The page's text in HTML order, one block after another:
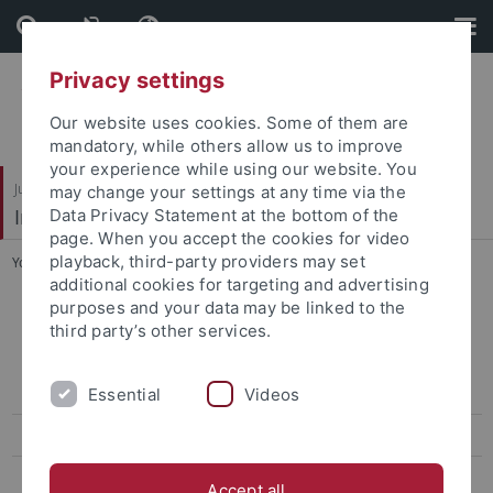
Skip
to
content
Skip
to
footer
Juristische Fakultät
Institut für Kriminologie
You are here: Startseite ... Religiosität und Familie
Abgeschlossene Projekte
kriminellem Verhalten bei jungen Aussiedlern
Religiosität und Familie
Privacy settings
Our website uses cookies. Some of them are
mandatory, while others allow us to improve
your experience while using our website. You
may change your settings at any time via the
Data Privacy Statement at the bottom of the
page. When you accept the cookies for video
playback, third-party providers may set
additional cookies for targeting and advertising
purposes and your data may be linked to the
third party’s other services.
Essential Videos